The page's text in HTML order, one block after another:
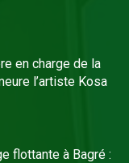
en charge de la
l’artiste Kosa
flottante à Bagré :